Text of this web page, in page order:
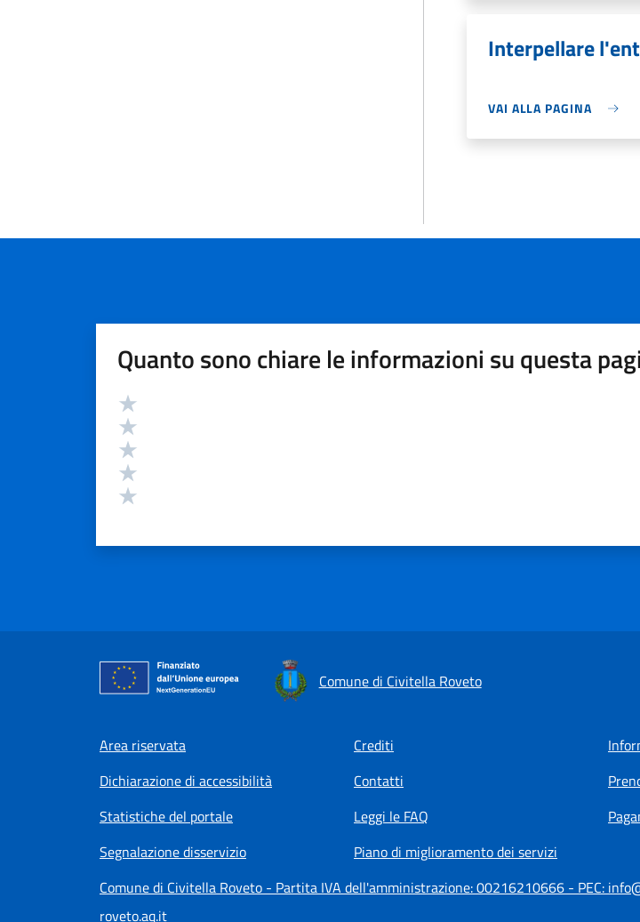
Interpellare
VAI ALLA PAGINA
Quanto sono chiare le informazioni su questa
Valutazione
Comune di Civitella Roveto
Footer menu
Area riservata Crediti
Dichiarazione di accessibilità
Contatti
Statistiche del portale
Leggi le FAQ
Segnalazione disservizio
Piano di miglioramento dei servizi
Comune di Civitella Roveto - Partita IVA dell'amministrazione: 00216210666 - PEC:
roveto.aq.it